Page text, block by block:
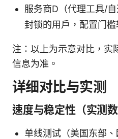
服务商D（代理工具/
封锁的用户，配置门
注：以上为示意对比，实
信息为准。
详细对比与实测
速度与稳定性（实测数
单线测试（美国东部